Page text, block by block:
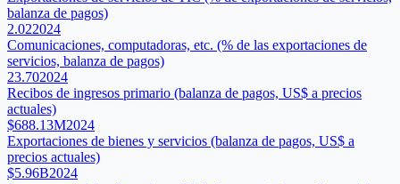
balanza de pagos)
2.022024
Comunicaciones, computadoras, etc. (% de las exportaciones de
servicios, balanza de pagos)
23.702024
Recibos de ingresos primario (balanza de pagos, US$ a precios
actuales)
$688.13M2024
Exportaciones de bienes y servicios (balanza de pagos, US$ a
precios actuales)
$5.96B2024